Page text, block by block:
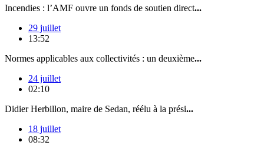
Incendies : l’AMF ouvre un fonds de soutien direct...
29 juillet
13:52
Normes applicables aux collectivités : un deuxième...
24 juillet
02:10
Didier Herbillon, maire de Sedan, réélu à la prési...
18 juillet
08:32